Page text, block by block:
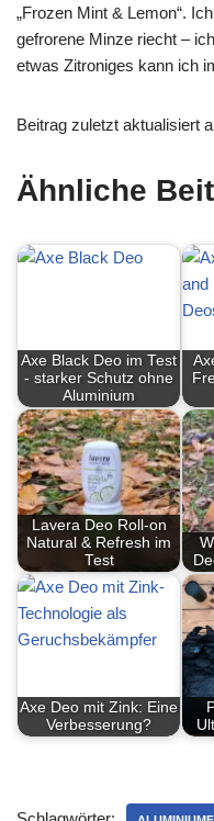
„Frozen Mint & Lemon“.
gefrorene Minze riecht –
etwas Zitroniges kann ich
Beitrag zuletzt aktualisiert
Ähnliche
Axe Black Deo im Test
- starker Schutz ohne
Aluminium
Lavera Deo Roll-on
Natural & Refresh im
Test
Axe Deo mit Zink: Eine
Verbesserung?